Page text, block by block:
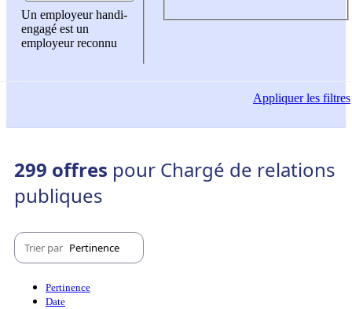
Un employeur handi-
engagé est un
employeur reconnu
Appliquerles filtres
299 offres pour Chargé de relations
publiques
Trier par Pertinence
Pertinence
Date